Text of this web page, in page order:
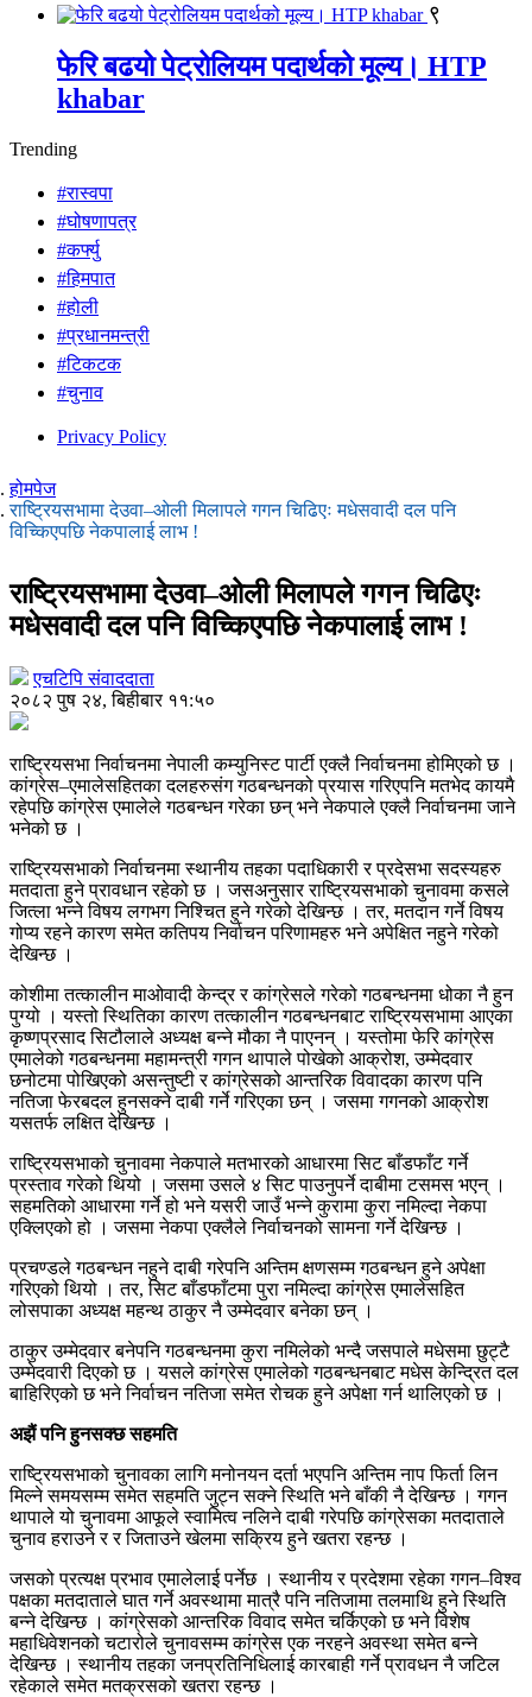
९
फेरि बढयो पेट्रोलियम पदार्थको मूल्य। HTP
khabar
Trending
#रास्वपा
#घोषणापत्र
#कर्फ्यु
#हिमपात
#होली
#प्रधानमन्त्री
#टिकटक
#चुनाव
Privacy Policy
होमपेज
राष्ट्रियसभामा देउवा–ओली मिलापले गगन चिढिएः मधेसवादी दल पनि
विच्किएपछि नेकपालाई लाभ !
राष्ट्रियसभामा देउवा–ओली मिलापले गगन चिढिएः
मधेसवादी दल पनि विच्किएपछि नेकपालाई लाभ !
एचटिपि संवाददाता
२०८२ पुष २४, बिहीबार ११:५०
राष्ट्रियसभा निर्वाचनमा नेपाली कम्युनिस्ट पार्टी एक्लै निर्वाचनमा होमिएको छ ।
कांग्रेस–एमालेसहितका दलहरुसंग गठबन्धनको प्रयास गरिएपनि मतभेद कायमै
रहेपछि कांग्रेस एमालेले गठबन्धन गरेका छन् भने नेकपाले एक्लै निर्वाचनमा जाने
भनेको छ ।
राष्ट्रियसभाको निर्वाचनमा स्थानीय तहका पदाधिकारी र प्रदेसभा सदस्यहरु
मतदाता हुने प्रावधान रहेको छ । जसअनुसार राष्ट्रियसभाको चुनावमा कसले
जित्ला भन्ने विषय लगभग निश्चित हुने गरेको देखिन्छ । तर, मतदान गर्ने विषय
गोप्य रहने कारण समेत कतिपय निर्वाचन परिणामहरु भने अपेक्षित नहुने गरेको
देखिन्छ ।
कोशीमा तत्कालीन माओवादी केन्द्र र कांग्रेसले गरेको गठबन्धनमा धोका नै हुन
पुग्यो । यस्तो स्थितिका कारण तत्कालीन गठबन्धनबाट राष्ट्रियसभामा आएका
कृष्णप्रसाद सिटौलाले अध्यक्ष बन्ने मौका नै पाएनन् । यस्तोमा फेरि कांग्रेस
एमालेको गठबन्धनमा महामन्त्री गगन थापाले पोखेको आक्रोश, उम्मेदवार
छनोटमा पोखिएको असन्तुष्टी र कांग्रेसको आन्तरिक विवादका कारण पनि
नतिजा फेरबदल हुनसक्ने दाबी गर्ने गरिएका छन् । जसमा गगनको आक्रोश
यसतर्फ लक्षित देखिन्छ ।
राष्ट्रियसभाको चुनावमा नेकपाले मतभारको आधारमा सिट बाँडफाँट गर्ने
प्रस्ताव गरेको थियो । जसमा उसले ४ सिट पाउनुपर्ने दाबीमा टसमस भएन् ।
सहमतिको आधारमा गर्ने हो भने यसरी जाउँ भन्ने कुरामा कुरा नमिल्दा नेकपा
एक्लिएको हो । जसमा नेकपा एक्लैले निर्वाचनको सामना गर्ने देखिन्छ ।
प्रचण्डले गठबन्धन नहुने दाबी गरेपनि अन्तिम क्षणसम्म गठबन्धन हुने अपेक्षा
गरिएको थियो । तर, सिट बाँडफाँटमा पुरा नमिल्दा कांग्रेस एमालेसहित
लोसपाका अध्यक्ष महन्थ ठाकुर नै उम्मेदवार बनेका छन् ।
ठाकुर उम्मेदवार बनेपनि गठबन्धनमा कुरा नमिलेको भन्दै जसपाले मधेसमा छुट्टै
उम्मेदवारी दिएको छ । यसले कांग्रेस एमालेको गठबन्धनबाट मधेस केन्द्रित दल
बाहिरिएको छ भने निर्वाचन नतिजा समेत रोचक हुने अपेक्षा गर्न थालिएको छ ।
अझैं पनि हुनसक्छ सहमति
राष्ट्रियसभाको चुनावका लागि मनोनयन दर्ता भएपनि अन्तिम नाप फिर्ता लिन
मिल्ने समयसम्म समेत सहमति जुट्न सक्ने स्थिति भने बाँकी नै देखिन्छ । गगन
थापाले यो चुनावमा आफूले स्वामित्व नलिने दाबी गरेपछि कांग्रेसका मतदाताले
चुनाव हराउने र र जिताउने खेलमा सक्रिय हुने खतरा रहन्छ ।
जसको प्रत्यक्ष प्रभाव एमालेलाई पर्नेछ । स्थानीय र प्रदेशमा रहेका गगन–विश्व
पक्षका मतदाताले घात गर्ने अवस्थामा मात्रै पनि नतिजामा तलमाथि हुने स्थिति
बन्ने देखिन्छ । कांग्रेसको आन्तरिक विवाद समेत चर्किएको छ भने विशेष
महाधिवेशनको चटारोले चुनावसम्म कांग्रेस एक नरहने अवस्था समेत बन्ने
देखिन्छ । स्थानीय तहका जनप्रतिनिधिलाई कारबाही गर्ने प्रावधन नै जटिल
रहेकाले समेत मतक्रसको खतरा रहन्छ ।